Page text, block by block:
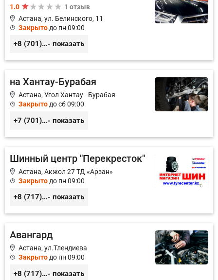
1.0
1 отзыв
Астана, ул. Белинского, 11
Закрыто до пн 09:00
+8 (701) 952-60-57- показать
на Хантау-Бурабая
Астана, Угол Хантау - Бурабая
Закрытодо сб 09:00
+7 (701) 196-88-39- показать
Шинный центр "Перекресток"
Астана, Акжол 27 ТД «Арзан»
Закрыто до пн 09:00
+8 (717) 272-70-54- показать
Авангард
Астана, ул.Тлендиева
Закрытодо пн 09:00
+8 (717) 245-78-59- показать